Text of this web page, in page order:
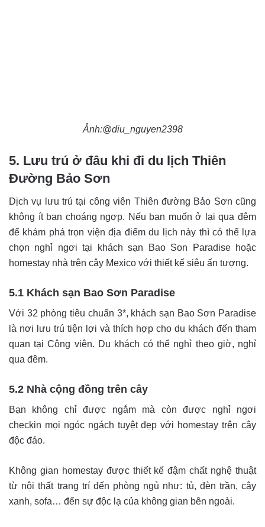
Ảnh:@diu_nguyen2398
5. Lưu trú ở đâu khi đi du lịch Thiên
Đường Bảo Sơn
Dịch vụ lưu trú tại công viên Thiên đường Bảo Sơn cũng
không ít bạn choáng ngợp. Nếu bạn muốn ở lại qua đêm
để khám phá trọn viện địa điểm du lịch này thì có thể lựa
chọn nghỉ ngơi tại khách sạn Bao Son Paradise hoặc
homestay nhà trên cây Mexico với thiết kế siêu ấn tượng.
5.1 Khách sạn Bao Sơn Paradise
Với 32 phòng tiêu chuẩn 3*, khách sạn Bao Sơn Paradise
là nơi lưu trú tiện lợi và thích hợp cho du khách đến tham
quan tại Công viên. Du khách có thể nghỉ theo giờ, nghỉ
qua đêm.
5.2 Nhà cộng đồng trên cây
Bạn không chỉ được ngắm mà còn được nghỉ ngơi
checkin mọi ngóc ngách tuyệt đẹp với homestay trên cây
độc đáo.
Không gian homestay được thiết kế đậm chất nghệ thuật
từ nội thất trang trí đến phòng ngủ như: tủ, đèn trần, cây
xanh, sofa… đến sự độc lạ của không gian bên ngoài.